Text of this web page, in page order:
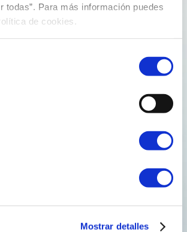
todas”. Para más información puedes
de cookies.
Mostrar detalles
xeral, Rodrigo Díaz,